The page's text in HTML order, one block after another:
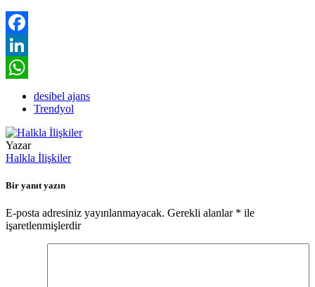
Facebook
LinkedIn
WhatsApp
desibel ajans
Trendyol
Yazar
Halkla İlişkiler
Bir yanıt yazın
E-posta adresiniz yayınlanmayacak. Gerekli alanlar * ile
işaretlenmişlerdir